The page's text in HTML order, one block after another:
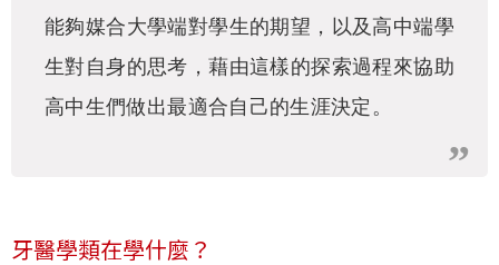
能夠媒合大學端對學生的期望，以及高中端學
生對自身的思考，藉由這樣的探索過程來協助
高中生們做出最適合自己的生涯決定。
牙醫學類在學什麼？